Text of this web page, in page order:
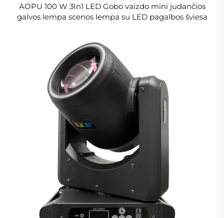
AOPU 100 W 3In1 LED Gobo vaizdo mini judančios
galvos lempa scenos lempa su LED pagalbos šviesa